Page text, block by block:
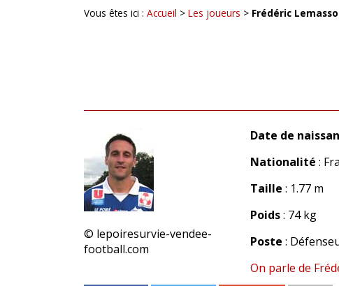
Vous êtes ici : Accueil > Les joueurs > Frédéric
© lepoiresurvie-vendee-
football.com
Date de
Nationalité :
Taille : 1.77 m
Poids: 74 kg
Poste :
On parle de